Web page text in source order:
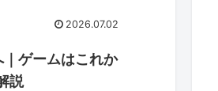
2026.07.02
ゲームはこれか
説